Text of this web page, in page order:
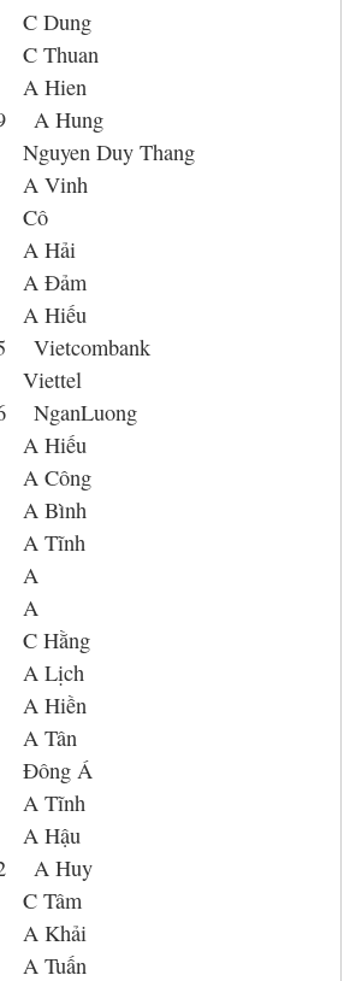
C Dung
C Thuan
A Hien
A Hung
Duy Thang
A Vinh
Cô
A Hải
A Đảm
A Hiếu
Vietcombank
Viettel
NganLuong
A Hiếu
A Công
A Bình
A Tĩnh
A
A
C Hằng
A Lịch
A Hiền
A Tân
Đông Á
A Tĩnh
A Hậu
A Huy
C Tâm
A Khải
A Tuấn